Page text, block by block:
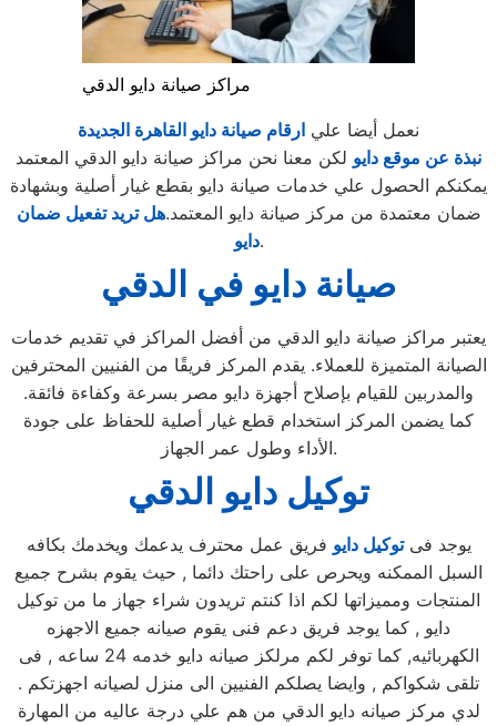
مراكز صيانة دايو الدقي
نعمل أيضا علي ارقام صيانة دايو القاهرة الجديدة
نبذة عن موقع دايو لكن معنا نحن مراكز صيانة دايو الدقي المعتمد
يمكنكم الحصول علي خدمات صيانة دايو بقطع غيار أصلية وبشهادة
ضمان معتمدة من مركز صيانة دايو المعتمد.هل تريد تفعيل ضمان
دايو.
صيانة دايو في الدقي
يعتبر مراكز صيانة دايو الدقي من أفضل المراكز في تقديم خدمات
الصيانة المتميزة للعملاء. يقدم المركز فريقًا من الفنيين المحترفين
والمدربين للقيام بإصلاح أجهزة دايو مصر بسرعة وكفاءة فائقة.
كما يضمن المركز استخدام قطع غيار أصلية للحفاظ على جودة
الأداء وطول عمر الجهاز.
توكيل دايو الدقي
يوجد فىتوكيل دايو فريق عمل محترف يدعمك ويخدمك بكافه
السبل الممكنه ويحرص على راحتك دائما , حيث يقوم بشرح جميع
المنتجات ومميزاتها لكم اذا كنتم تريدون شراء جهاز ما من توكيل
دايو , كما يوجد فريق دعم فنى يقوم صيانه جميع الاجهزه
الكهربائيه, كما توفر لكم مرلكز صيانه دايو خدمه 24 ساعه , فى
تلقى شكواكم , وايضا يصلكم الفنيين الى منزل لصيانه اجهزتكم .
لدي مركز صيانه دايو الدقي من هم علي درجة عاليه من المهارة